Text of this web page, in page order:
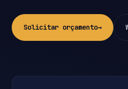
Solicitar orçamento→